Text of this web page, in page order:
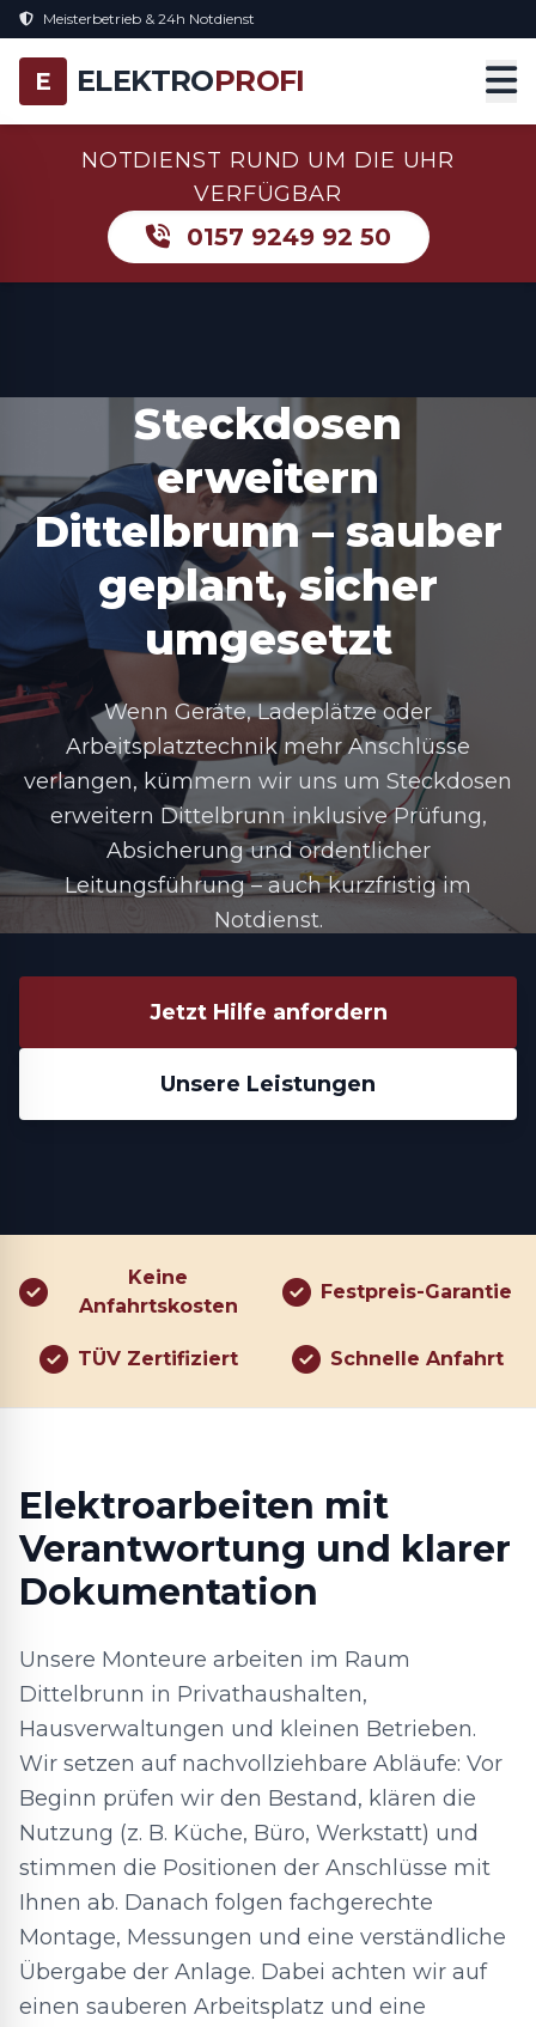
Meisterbetrieb & 24h Notdienst
E ELEKTROPROFI
NOTDIENST RUND UM DIE UHR
VERFÜGBAR
0157 9249 92 50
Steckdosen
erweitern
Dittelbrunn – sauber
geplant, sicher
umgesetzt
Wenn Geräte, Ladeplätze oder
Arbeitsplatztechnik mehr Anschlüsse
verlangen, kümmern wir uns um Steckdosen
erweitern Dittelbrunn inklusive Prüfung,
Absicherung und ordentlicher
Leitungsführung – auch kurzfristig im
Notdienst.
Jetzt Hilfe anfordern
Unsere Leistungen
Keine
Anfahrtskosten
Festpreis-Garantie
TÜV Zertifiziert Schnelle Anfahrt
Elektroarbeiten mit
Verantwortung und klarer
Dokumentation
Unsere Monteure arbeiten im Raum
Dittelbrunn in Privathaushalten,
Hausverwaltungen und kleinen Betrieben.
Wir setzen auf nachvollziehbare Abläufe: Vor
Beginn prüfen wir den Bestand, klären die
Nutzung (z. B. Küche, Büro, Werkstatt) und
stimmen die Positionen der Anschlüsse mit
Ihnen ab. Danach folgen fachgerechte
Montage, Messungen und eine verständliche
Übergabe der Anlage. Dabei achten wir auf
einen sauberen Arbeitsplatz und eine